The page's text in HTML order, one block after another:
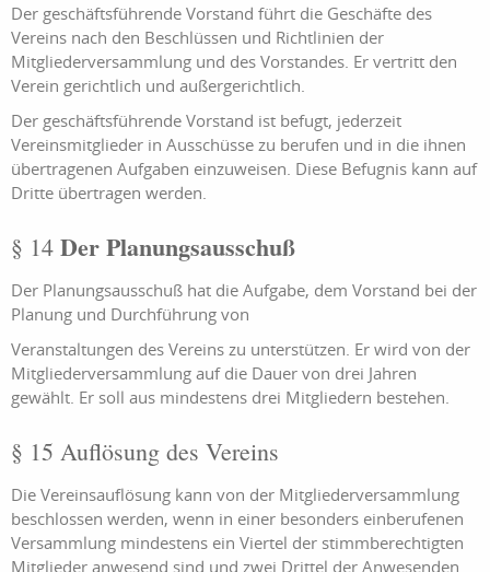
Der geschäftsführende Vorstand führt die Geschäfte des
Vereins nach den Beschlüssen und Richtlinien der
Mitgliederversammlung und des Vorstandes. Er vertritt den
Verein gerichtlich und außergerichtlich.
Der geschäftsführende Vorstand ist befugt, jederzeit
Vereinsmitglieder in Ausschüsse zu berufen und in die ihnen
übertragenen Aufgaben einzuweisen. Diese Befugnis kann auf
Dritte übertragen werden.
§ 14 Der Planungsausschuß
Der Planungsausschuß hat die Aufgabe, dem Vorstand bei der
Planung und Durchführung von
Veranstaltungen des Vereins zu unterstützen. Er wird von der
Mitgliederversammlung auf die Dauer von drei Jahren
gewählt. Er soll aus mindestens drei Mitgliedern bestehen.
§ 15 Auflösung des Vereins
Die Vereinsauflösung kann von der Mitgliederversammlung
beschlossen werden, wenn in einer besonders einberufenen
Versammlung mindestens ein Viertel der stimmberechtigten
Mitglieder anwesend sind und zwei Drittel der Anwesenden